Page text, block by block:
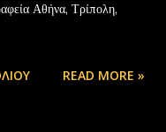
Αθήνα, Τρίπολη,
READ MORE »